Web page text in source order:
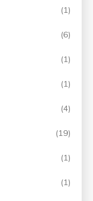
(1)
(6)
(1)
(1)
(4)
(19)
(1)
(1)